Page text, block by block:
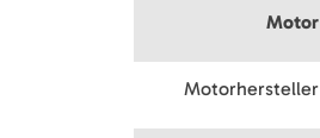
Motor
Motorhersteller